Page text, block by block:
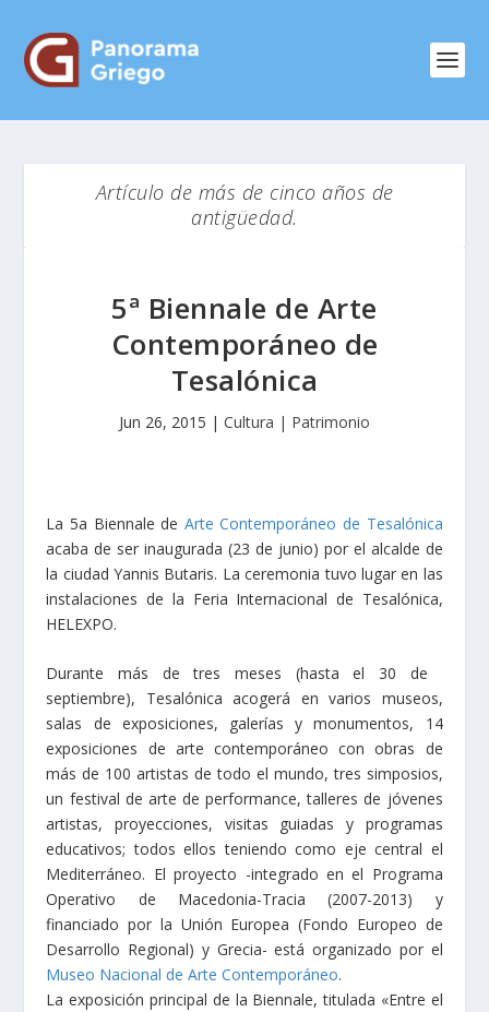
Artículo de más de cinco años de
antigüedad.
5ª Biennale de Arte
Contemporáneo de
Tesalónica
Jun 26, 2015 | Cultura | Patrimonio
La 5a Biennale de Arte Contemporáneo de Tesalónica
acaba de ser inaugurada (23 de junio) por el alcalde de
la ciudad Yannis Butaris. La ceremonia tuvo lugar en las
instalaciones de la Feria Internacional de Tesalónica,
HELEXPO.
Durante más de tres meses (hasta el 30 de
septiembre), Tesalónica acogerá en varios museos,
salas de exposiciones, galerías y monumentos, 14
exposiciones de arte contemporáneo con obras de
más de 100 artistas de todo el mundo, tres simposios,
un festival de arte de performance, talleres de jóvenes
artistas, proyecciones, visitas guiadas y programas
educativos; todos ellos teniendo como eje central el
Mediterráneo. El proyecto -integrado en el Programa
Operativo de Macedonia-Tracia (2007-2013) y
financiado por la Unión Europea (Fondo Europeo de
Desarrollo Regional) y Grecia- está organizado por el
Museo Nacional de Arte Contemporáneo.
La exposición principal de la Biennale, titulada «Entre el